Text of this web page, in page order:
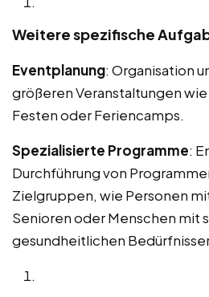
Weitere spezifische
Eventplanung: Organisation
größeren Veranstaltungen
Festen oder Feriencamps.
Spezialisierte Programme:
Durchführung von
Zielgruppen, wie Personen
Senioren oder Menschen mit
gesundheitlichen